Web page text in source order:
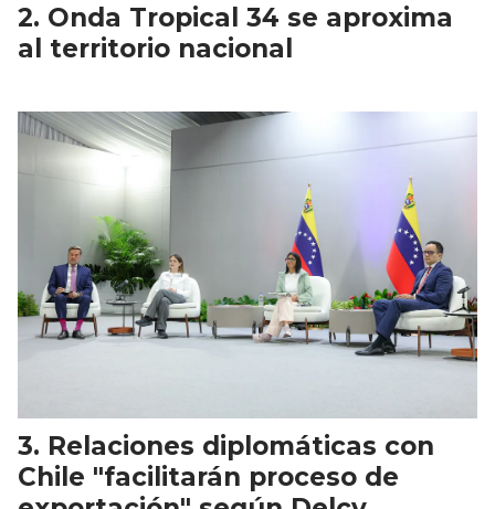
Onda Tropical 34 se aproxima
al territorio nacional
Relaciones diplomáticas con
Chile "facilitarán proceso de